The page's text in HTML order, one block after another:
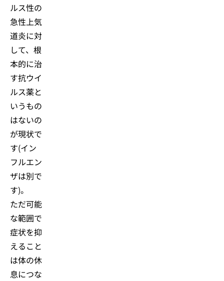
ルス性の
急性上気
道炎に対
して、根
本的に治
す抗ウイ
ルス薬と
いうもの
はないの
が現状で
す(イン
フルエン
ザは別で
す)。
ただ可能
な範囲で
症状を抑
えること
は体の休
息につな